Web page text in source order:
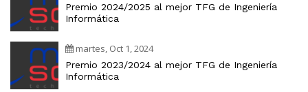
Premio 2024/2025 al mejor TFG de Ingeniería
Informática
martes, Oct 1, 2024
Premio 2023/2024 al mejor TFG de Ingeniería
Informática